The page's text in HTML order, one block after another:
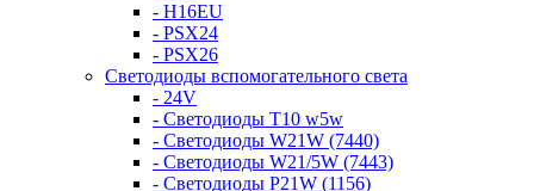
- H16EU
- PSX24
- PSX26
Светодиоды вспомогательного света
- 24V
- Светодиоды T10 w5w
- Светодиоды W21W (7440)
- Светодиоды W21/5W (7443)
- Светодиоды P21W (1156)